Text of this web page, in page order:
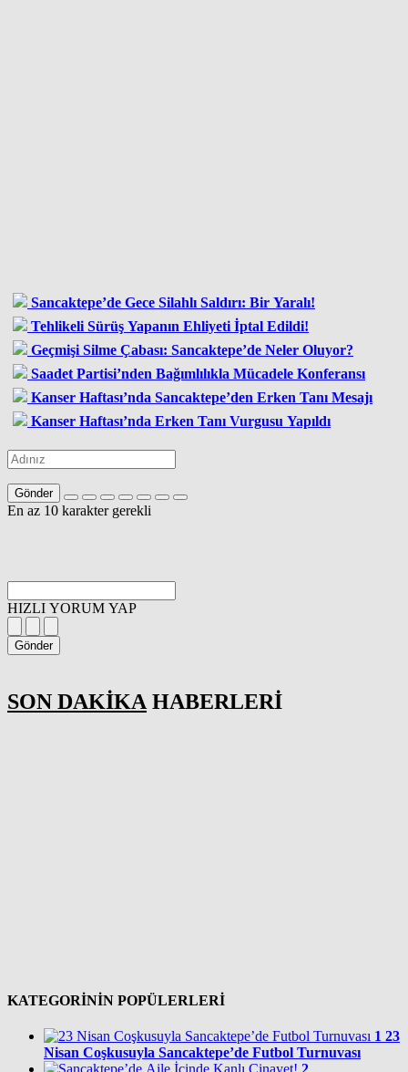
Sancaktepe’de Gece Silahlı Saldırı: Bir Yaralı!
Tehlikeli Sürüş Yapanın Ehliyeti İptal Edildi!
Geçmişi Silme Çabası: Sancaktepe’de Neler Oluyor?
Saadet Partisi’nden Bağımlılıkla Mücadele Konferansı
Kanser Haftası’nda Sancaktepe’den Erken Tanı Mesajı
Kanser Haftası’nda Erken Tanı Vurgusu Yapıldı
Gönder
En az 10 karakter gerekli
HIZLI YORUM YAP
Gönder
SON DAKİKA HABERLERİ
KATEGORİNİN POPÜLERLERİ
1 23
Nisan Coşkusuyla Sancaktepe’de Futbol Turnuvası
2